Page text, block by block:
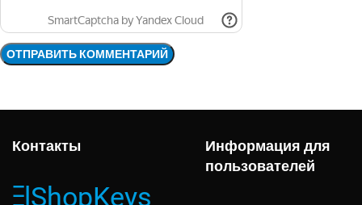
Контакты
Информация для
пользователей